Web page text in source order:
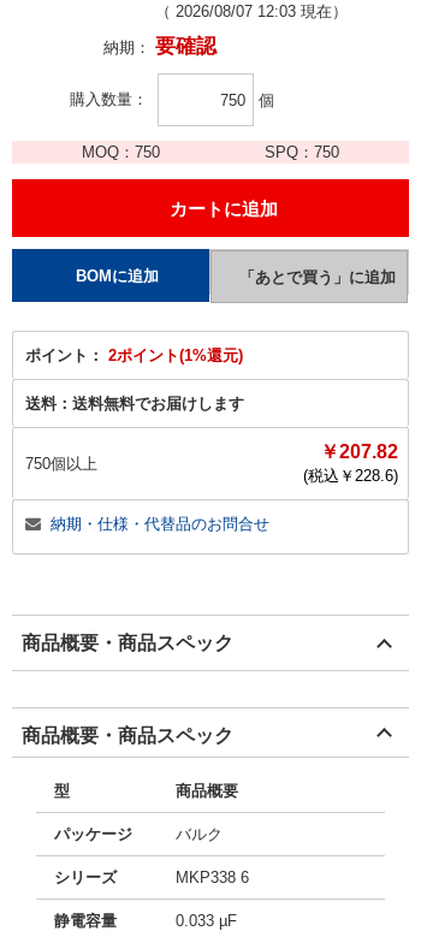
（ 2026/08/07 12:03 現在）
納期： 要確認
購入数量 個
MOQ：750 SPQ： 750
ポイント： 2ポイント(1%還元)
送料： 送料無料でお届けします
750個以上
￥207.82
(税込￥ 228.6)
納期・仕様・代替品のお問合せ
商品概要・商品スペック
商品概要・商品スペック
型 商品概要
パッケージ バルク
シリーズ MKP338 6
静電容量 0.033 µF